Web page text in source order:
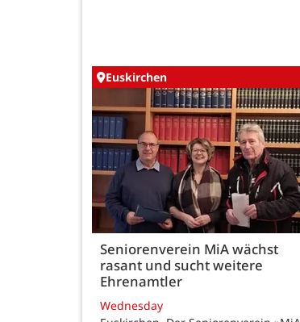
Euskirchen
Seniorenverein MiA wächst
rasant und sucht weitere
Ehrenamtler
Wednesday